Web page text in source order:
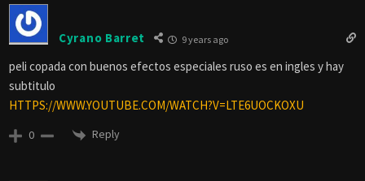
Cyrano Barret 9 years ago
peli copada con buenos efectos especiales ruso es en ingles y hay
subtitulo
HTTPS://WWW.YOUTUBE.COM/WATCH?V=LTE6UOCKOXU
0 Reply